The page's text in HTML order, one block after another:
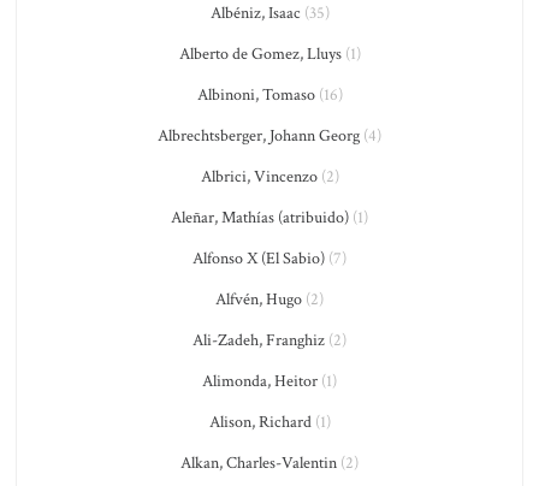
Albéniz, Isaac (35)
Alberto de Gomez, Lluys(1)
Albinoni, Tomaso(16)
Albrechtsberger, Johann Georg (4)
Albrici, Vincenzo(2)
Aleñar, Mathías (atribuido) (1)
Alfonso X (El Sabio) (7)
Alfvén, Hugo (2)
Ali-Zadeh, Franghiz (2)
Alimonda, Heitor (1)
Alison, Richard(1)
Alkan, Charles-Valentin (2)